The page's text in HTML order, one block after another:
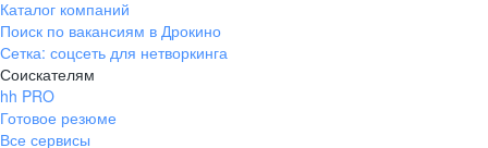
Каталог компаний
Поиск по вакансиям в Дрокино
Сетка: соцсеть для нетворкинга
Соискателям
hh PRO
Готовое резюме
Все сервисы